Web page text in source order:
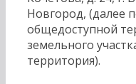
Новгород, (далее
общедоступной
земельного
территория).